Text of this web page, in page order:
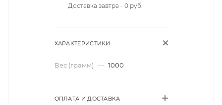
Доставка завтра - 0 руб.
ХАРАКТЕРИСТИКИ
Вес (грамм) — 1000
ОПЛАТА И ДОСТАВКА